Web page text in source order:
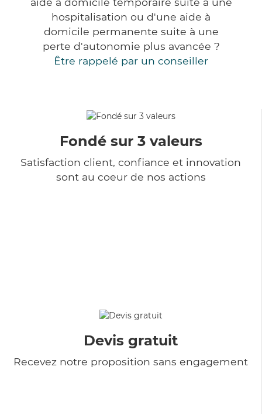
hospitalisation ou d'une aide à
domicile permanente suite à une
perte d'autonomie plus avancée ?
Être rappelé par un conseiller
Fondé sur 3 valeurs
Satisfaction client, confiance et innovation
sont au coeur de nos actions
Devis gratuit
Recevez notre proposition sans engagement